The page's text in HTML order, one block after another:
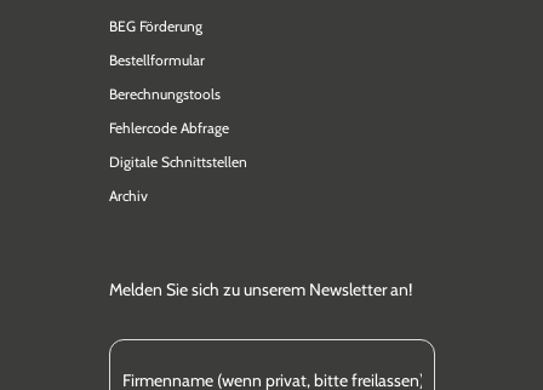
BEG Förderung
Bestellformular
Berechnungstools
Fehlercode Abfrage
Digitale Schnittstellen
Archiv
Melden Sie sich zu unserem Newsletter an!